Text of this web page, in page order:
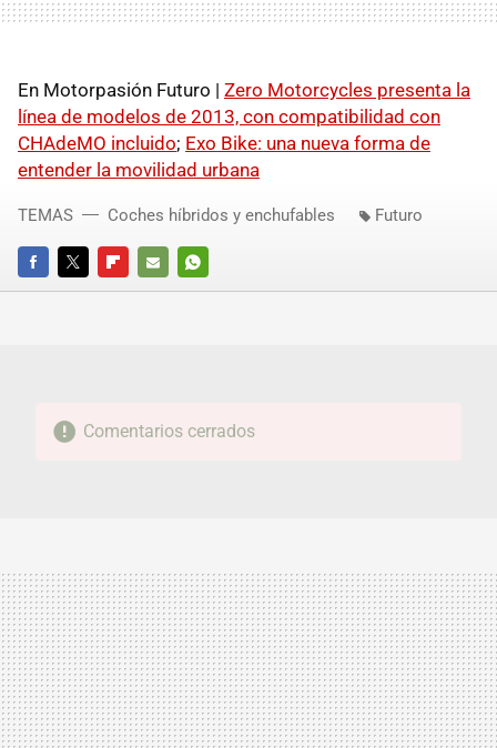
En Motorpasión Futuro | Zero Motorcycles presenta la
línea de modelos de 2013, con compatibilidad con
CHAdeMO incluido; Exo Bike: una nueva forma de
entender la movilidad urbana
FACEBOOKTWITTERFLIPBOARD
E-
WHATSAPP
TEMAS Coches híbridos y enchufables Futuro
Comentarios cerrados